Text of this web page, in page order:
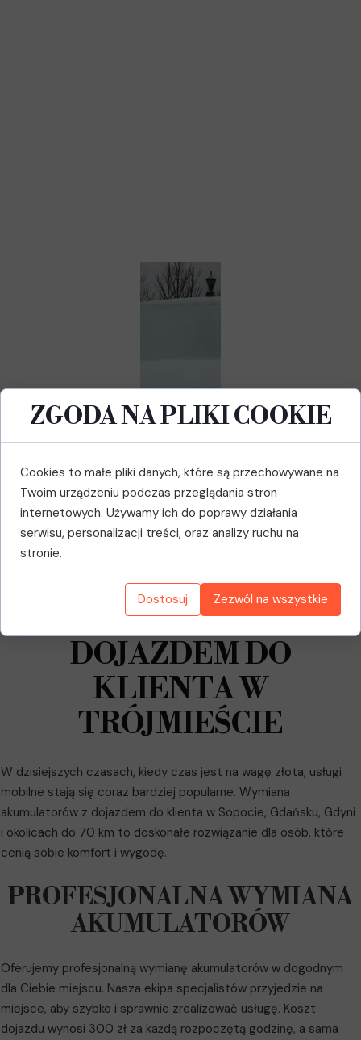
WYMIANA
AKUMULATORÓW Z
DOJAZDEM DO
KLIENTA W
TRÓJMIEŚCIE
W dzisiejszych czasach, kiedy czas jest na wagę złota, usługi
mobilne stają się coraz bardziej popularne. Wymiana
akumulatorów z dojazdem do klienta w Sopocie, Gdańsku, Gdyni
i okolicach do 70 km to doskonałe rozwiązanie dla osób, które
cenią sobie komfort i wygodę.
PROFESJONALNA WYMIANA
AKUMULATORÓW
Oferujemy profesjonalną wymianę akumulatorów w dogodnym
dla Ciebie miejscu. Nasza ekipa specjalistów przyjedzie na
miejsce, aby szybko i sprawnie zrealizować usługę. Koszt
dojazdu wynosi 300 zł za każdą rozpoczętą godzinę, a sama
ZGODA NA PLIKI COOKIE
Cookies to małe pliki danych, które są przechowywane na
Twoim urządzeniu podczas przeglądania stron
internetowych. Używamy ich do poprawy działania
serwisu, personalizacji treści, oraz analizy ruchu na
stronie.
Dostosuj Zezwól na wszystkie